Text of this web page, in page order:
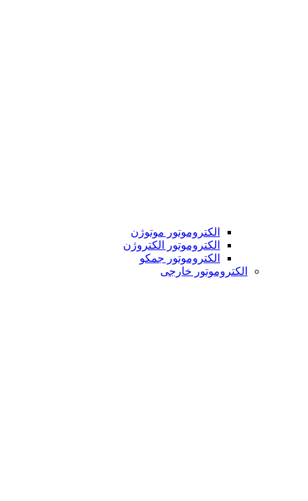
الکتروموتور موتوژن
الکتروموتور الکتروژن
الکتروموتور جمکو
الکتروموتور خارجی